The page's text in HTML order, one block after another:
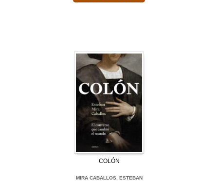
COLÓN
MIRA CABALLOS, ESTEBAN